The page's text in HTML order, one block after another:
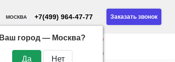
МОСКВА
Ваш город — Москва?
+7(499) 964-47-77 Заказать звонок
сравнить закладки
0
корзина